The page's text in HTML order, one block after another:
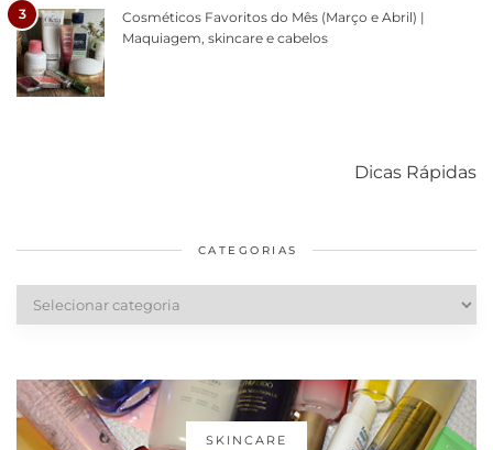
3
Cosméticos Favoritos do Mês (Março e Abril) |
Maquiagem, skincare e cabelos
Dicas Rápidas
diários
cabelos
CATEGORIAS
Categorias
SKINCARE